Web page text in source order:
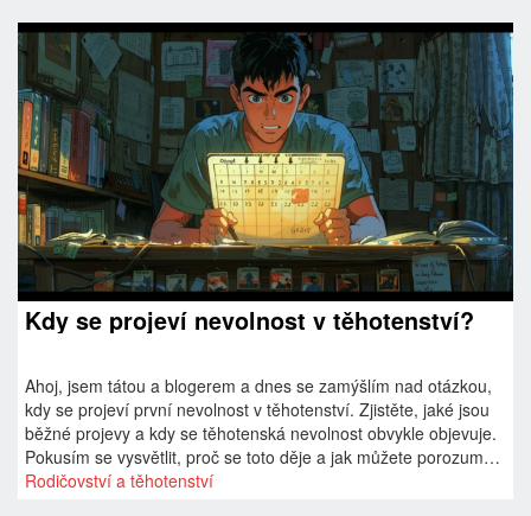
Kdy se projeví nevolnost v těhotenství?
Ahoj, jsem tátou a blogerem a dnes se zamýšlím nad otázkou,
kdy se projeví první nevolnost v těhotenství. Zjistěte, jaké jsou
běžné projevy a kdy se těhotenská nevolnost obvykle objevuje.
Pokusím se vysvětlit, proč se toto děje a jak můžete porozumět
příznakům. To vše a ještě mnohem více se dozvíte v mém
Rodičovství a těhotenství